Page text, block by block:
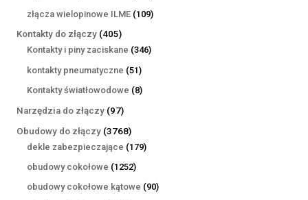
produktów
złącza wielopinowe ILME 109109
Kontakty do złączy 405405
produktów
Kontakty i piny zaciskane 346346
kontakty pneumatyczne 5151
produktów
Kontakty światłowodowe 88
Narzędzia do złączy 9797
produktów
Obudowy do złączy 37683768
produktów
dekle zabezpieczające 179179
obudowy cokołowe 12521252
produkty
obudowy cokołowe kątowe 9090